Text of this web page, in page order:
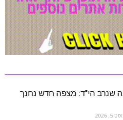
שנרב הי"ד: מצפה חדש נחנך
5, 2026